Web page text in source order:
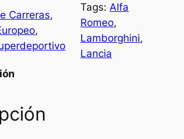
Carreras
Tags: Alfa
Romeo
Lamborghini
Lancia